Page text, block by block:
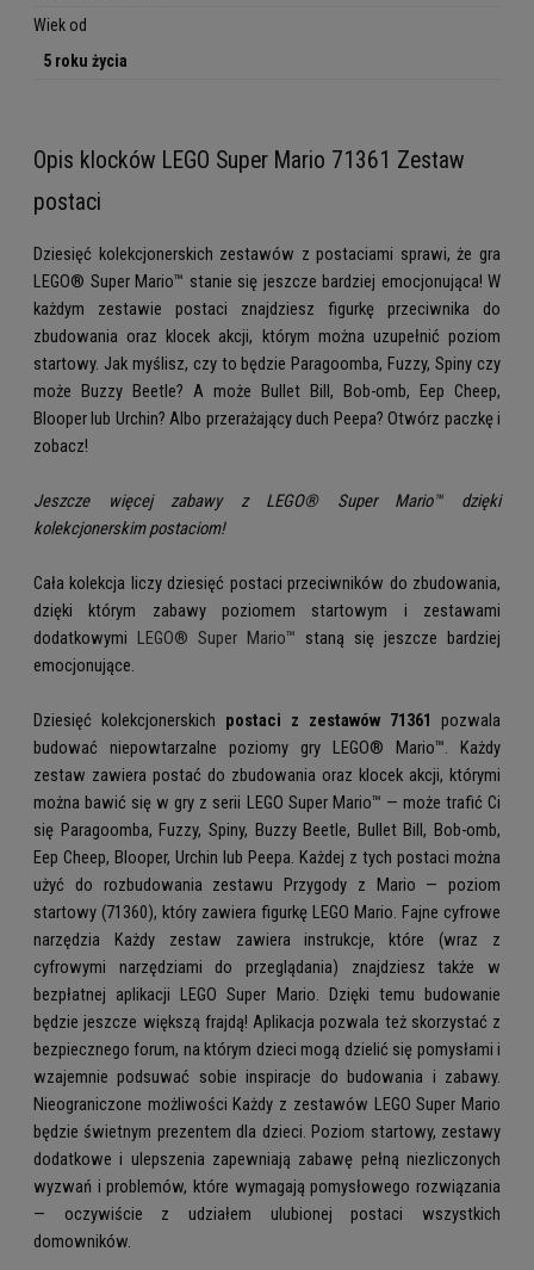
Wiek od
5 roku życia
Opis klocków LEGO Super Mario 71361 Zestaw
postaci
Dziesięć kolekcjonerskich zestawów z postaciami sprawi, że gra
LEGO® Super Mario™ stanie się jeszcze bardziej emocjonująca! W
każdym zestawie postaci znajdziesz figurkę przeciwnika do
zbudowania oraz klocek akcji, którym można uzupełnić poziom
startowy. Jak myślisz, czy to będzie Paragoomba, Fuzzy, Spiny czy
może Buzzy Beetle? A może Bullet Bill, Bob-omb, Eep Cheep,
Blooper lub Urchin? Albo przerażający duch Peepa? Otwórz paczkę i
zobacz!
Jeszcze więcej zabawy z LEGO® Super Mario™ dzięki
kolekcjonerskim postaciom!
Cała kolekcja liczy dziesięć postaci przeciwników do zbudowania,
dzięki którym zabawy poziomem startowym i zestawami
dodatkowymi LEGO® Super Mario™ staną się jeszcze bardziej
emocjonujące.
Dziesięć kolekcjonerskich postaci z zestawów 71361 pozwala
budować niepowtarzalne poziomy gry LEGO® Mario™. Każdy
zestaw zawiera postać do zbudowania oraz klocek akcji, którymi
można bawić się w gry z serii LEGO Super Mario™ — może trafić Ci
się Paragoomba, Fuzzy, Spiny, Buzzy Beetle, Bullet Bill, Bob-omb,
Eep Cheep, Blooper, Urchin lub Peepa. Każdej z tych postaci można
użyć do rozbudowania zestawu Przygody z Mario — poziom
startowy (71360), który zawiera figurkę LEGO Mario. Fajne cyfrowe
narzędzia Każdy zestaw zawiera instrukcje, które (wraz z
cyfrowymi narzędziami do przeglądania) znajdziesz także w
bezpłatnej aplikacji LEGO Super Mario. Dzięki temu budowanie
będzie jeszcze większą frajdą! Aplikacja pozwala też skorzystać z
bezpiecznego forum, na którym dzieci mogą dzielić się pomysłami i
wzajemnie podsuwać sobie inspiracje do budowania i zabawy.
Nieograniczone możliwości Każdy z zestawów LEGO Super Mario
będzie świetnym prezentem dla dzieci. Poziom startowy, zestawy
dodatkowe i ulepszenia zapewniają zabawę pełną niezliczonych
wyzwań i problemów, które wymagają pomysłowego rozwiązania
— oczywiście z udziałem ulubionej postaci wszystkich
domowników.